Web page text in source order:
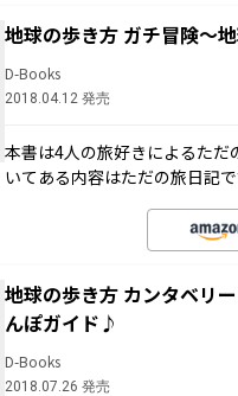
地球の歩き方 ガチ冒険～
D-Books
2018.04.12 発売
本書は4人の旅好きによるただ
いてある内容はただの旅日記で
地球の歩き方 カンタベリ
んぽガイド♪
D-Books
2018.07.26 発売